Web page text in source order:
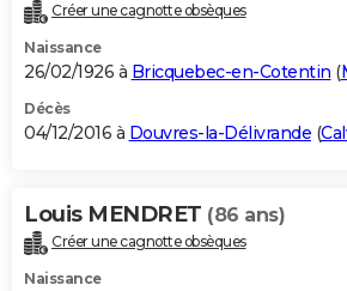
Créer une cagnotte obsèques
Naissance
26/02/1926 à Bricquebec-en-Cotentin (
Décès
04/12/2016 à Douvres-la-Délivrande (
Louis MENDRET (86 ans)
Créer une cagnotte obsèques
Naissance